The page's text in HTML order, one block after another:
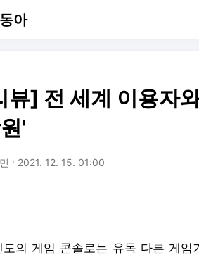
아
뷰] 전 세계 이용자
'
2021. 12. 15. 01:00
도의 게임 콘솔로는 유독 다른 게